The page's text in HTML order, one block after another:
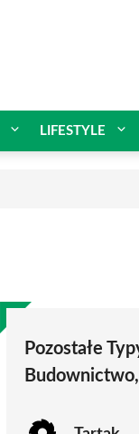
LIFESTYLE
Pozostałe